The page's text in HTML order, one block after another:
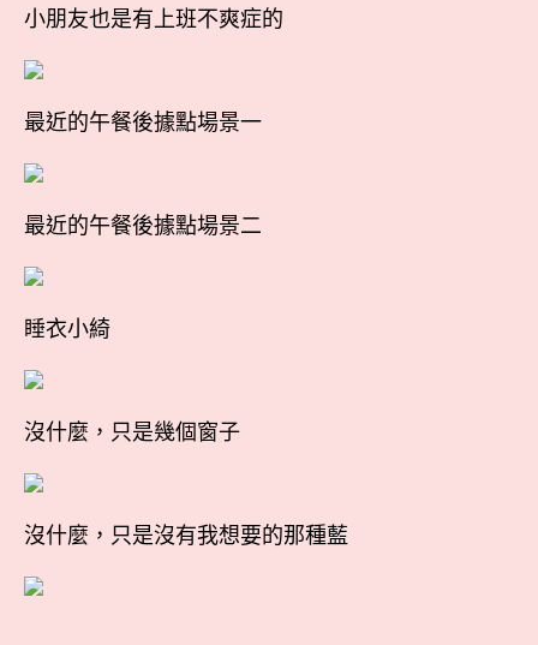
小朋友也是有上班不爽症的
最近的午餐後據點場景一
最近的午餐後據點場景二
睡衣小綺
沒什麼，只是幾個窗子
沒什麼，只是沒有我想要的那種藍